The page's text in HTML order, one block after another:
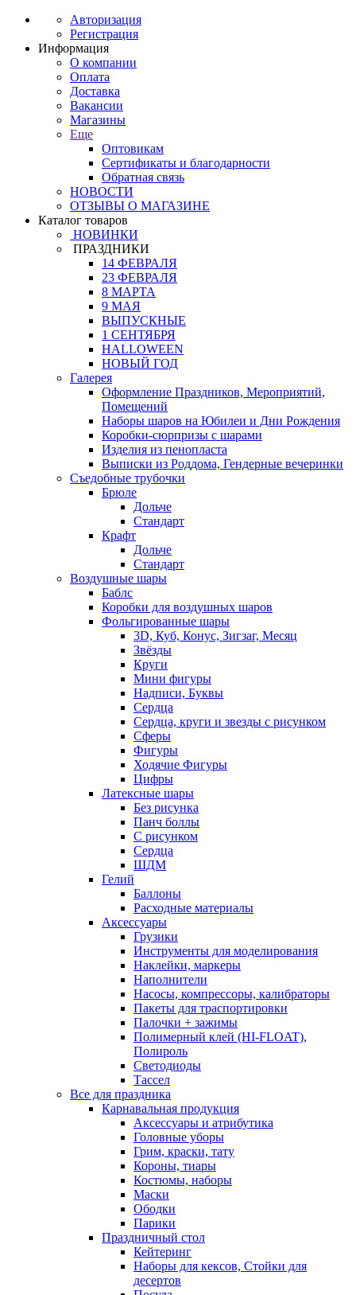
Авторизация
Регистрация
Информация
О компании
Оплата
Доставка
Вакансии
Магазины
Еще
Оптовикам
Сертификаты и благодарности
Обратная связь
НОВОСТИ
ОТЗЫВЫ О МАГАЗИНЕ
Каталог товаров
НОВИНКИ
ПРАЗДНИКИ
14 ФЕВРАЛЯ
23 ФЕВРАЛЯ
8 МАРТА
9 МАЯ
ВЫПУСКНЫЕ
1 СЕНТЯБРЯ
HALLOWEEN
НОВЫЙ ГОД
Галерея
Оформление Праздников, Мероприятий,
Помещений
Наборы шаров на Юбилеи и Дни Рождения
Коробки-сюрпризы с шарами
Изделия из пенопласта
Выписки из Роддома, Гендерные вечеринки
Съедобные трубочки
Брюле
Дольче
Стандарт
Крафт
Дольче
Стандарт
Воздушные шары
Баблс
Коробки для воздушных шаров
Фольгированные шары
3D, Куб, Конус, Зигзаг, Месяц
Звёзды
Круги
Мини фигуры
Надписи, Буквы
Сердца
Сердца, круги и звезды с рисунком
Сферы
Фигуры
Ходячие Фигуры
Цифры
Латексные шары
Без рисунка
Панч боллы
С рисунком
Сердца
ШДМ
Гелий
Баллоны
Расходные материалы
Аксессуары
Грузики
Инструменты для моделирования
Наклейки, маркеры
Наполнители
Насосы, компрессоры, калибраторы
Пакеты для траспортировки
Палочки + зажимы
Полимерный клей (HI-FLOAT),
Полироль
Светодиоды
Тассел
Все для праздника
Карнавальная продукция
Аксессуары и атрибутика
Головные уборы
Грим, краски, тату
Короны, тиары
Костюмы, наборы
Маски
Ободки
Парики
Праздничный стол
Кейтеринг
Наборы для кексов, Стойки для
десертов